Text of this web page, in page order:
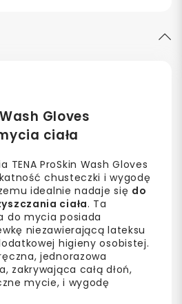
Gloves
ciała
TENA ProSkin Wash Gloves
chusteczki i wygodę
idealnie nadaje się do
ciała. Ta
do mycia posiada
niezawierającą lateksu
higieny osobistej.
jednorazowa
zakrywająca całą dłoń,
mycie, i wygodę